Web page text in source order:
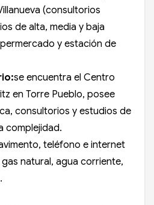
(consultorios
de alta, media y baja
y estación de
se encuentra el Centro
en Torre Pueblo, posee
consultorios y estudios de
complejidad.
teléfono e internet
natural, agua corriente,